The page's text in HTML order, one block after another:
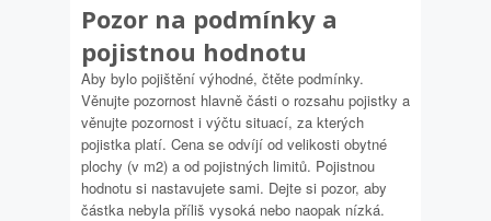
Pozor na podmínky a
pojistnou hodnotu
Aby bylo pojištění výhodné, čtěte podmínky.
Věnujte pozornost hlavně části o rozsahu pojistky a
věnujte pozornost i výčtu situací, za kterých
pojistka platí. Cena se odvíjí od velikosti obytné
plochy (v m2) a od pojistných limitů. Pojistnou
hodnotu si nastavujete sami. Dejte si pozor, aby
částka nebyla příliš vysoká nebo naopak nízká.